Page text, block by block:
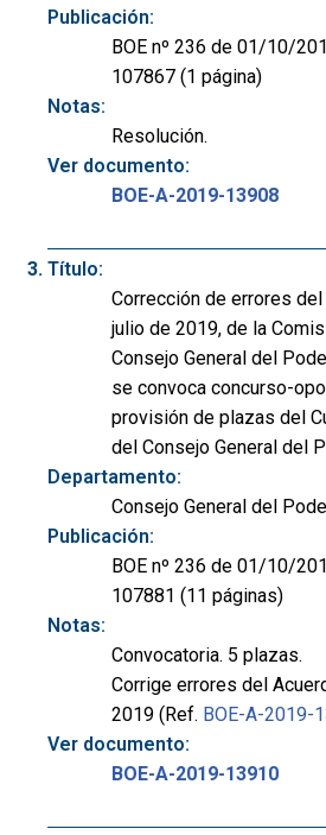
Publicación:
BOE nº 236 de 01/10/
107867 (1 página)
Notas:
Resolución.
Ver documento:
BOE-A-2019-13908
Título:
Corrección de errores
julio de 2019, de la
Consejo General del
se convoca concurso-
provisión de plazas del
del Consejo General del
Departamento:
Consejo General del
Publicación:
BOE nº 236 de 01/10/
107881 (11 páginas)
Notas:
Convocatoria. 5 plazas.
Corrige errores del
2019 (Ref. BOE-A-2019-
Ver documento:
BOE-A-2019-13910